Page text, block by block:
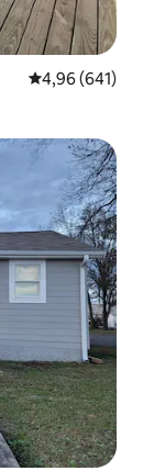
Vlerësimi
4,96 (641)